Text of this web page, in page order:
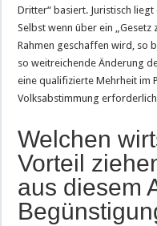
Dritter“ basiert. Juristisch
Selbst wenn über ein „Gesetz
Rahmen geschaffen wird, so
so weitreichende Änderung
eine qualifizierte Mehrheit im
Volksabstimmung
Welchen
Vorteil
aus diesem